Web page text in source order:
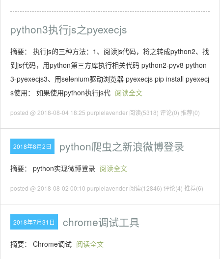
python3执行js之pyexecjs
摘要： 执行js的三种方法：1、阅读js代码，将之转成python2、找
到js代码，用python第三方库执行相关代码 python2-pyv8 python
3-pyexecjs3、用selenium驱动浏览器 pyexecjs pip install pyexecj
s使用： 如果使用python执行js代 阅读全文
posted @ 2018-08-04 18:25 purplelavender 阅读(5318) 评论(0) 推荐(0)
2018年8月2日 python爬虫之新浪微博登录
摘要： python实现微博登录 阅读全文
posted @ 2018-08-02 00:10 purplelavender 阅读(12846) 评论(4) 推荐(6)
2018年7月31日 chrome调试工具
摘要： Chrome调试 阅读全文